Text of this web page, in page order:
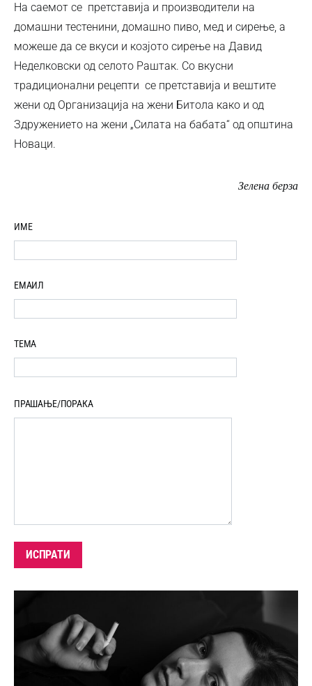
На саемот се претставија и производители на
домашни тестенини, домашно пиво, мед и сирење, а
можеше да се вкуси и козјото сирење на Давид
Неделковски од селото Раштак. Со вкусни
традиционални рецепти се претставија и вештите
жени од Организација на жени Битола како и од
Здружението на жени „Силата на бабата“ од општина
Новаци.
Зелена берза
ИМЕ
ЕМАИЛ
ТЕМА
ПРАШАЊЕ/ПОРАКА